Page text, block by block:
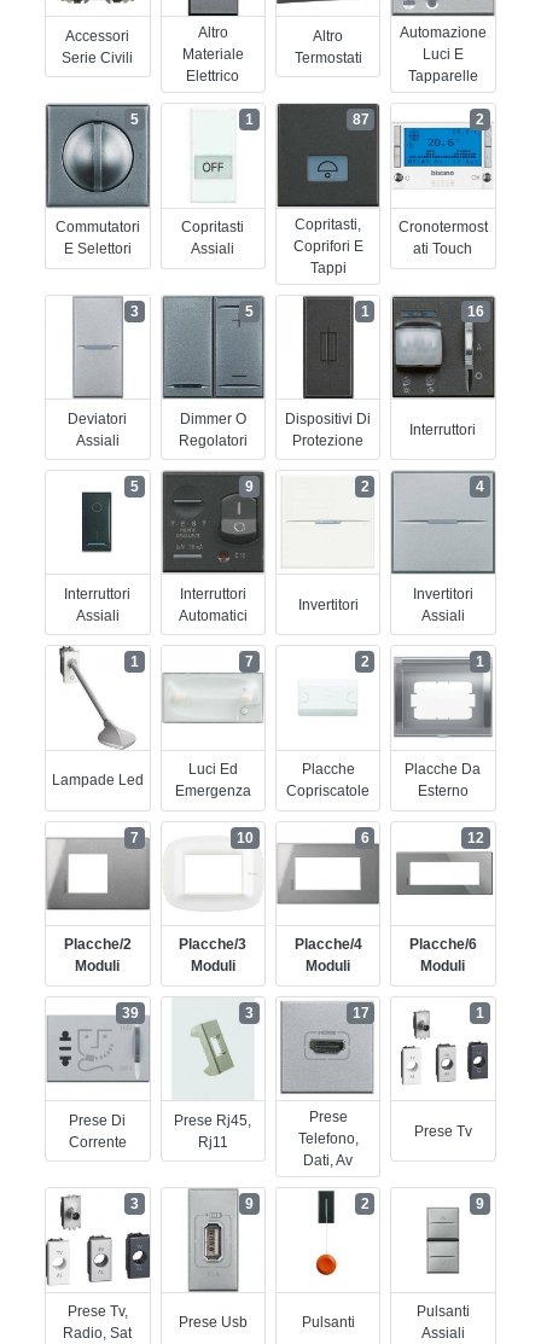
Accessori
Serie Civili
Altro
Materiale
Elettrico
Altro
Termostati
Automazione
Luci E
Tapparelle
Commutatori
E Selettori
5
Copritasti
Assiali
1
Copritasti,
Coprifori E
Tappi
87
Cronotermost
Ati Touch
2
Deviatori
Assiali
3
Dimmer O
Regolatori
5
Dispositivi Di
Protezione
1
Interruttori
16
Interruttori
Assiali
5
Interruttori
Automatici
9
Invertitori
2
Invertitori
Assiali
4
Lampade Led
1
Luci Ed
Emergenza
7
Placche
Copriscatole
2
Placche Da
Esterno
1
Placche/2
Moduli
7
Placche/3
Moduli
10
Placche/4
Moduli
6
Placche/6
Moduli
12
Prese Di
Corrente
39
Prese Rj45,
Rj11
3
Prese
Telefono,
Dati, Av
17
Prese Tv
1
Prese Tv,
Radio, Sat
3
Prese Usb
9
Pulsanti
2
Pulsanti
Assiali
9